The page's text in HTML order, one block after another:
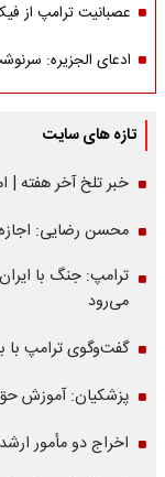
عصبانیت ترامپ از
ادعای الجزیره:
تازه های سایت
خبر تلخ آخر هفته
محسن رضایی: اجازه
ترامپ: جنگ با
می‌رود
گفت‌وگوی ترامپ با
پزشکیان: آموزش
اخراج دو مأمور